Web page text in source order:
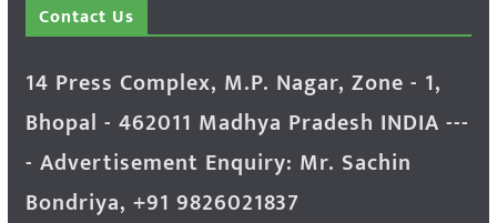
Contact Us
14 Press Complex, M.P. Nagar, Zone - 1,
Bhopal - 462011 Madhya Pradesh INDIA ---
- Advertisement Enquiry: Mr. Sachin
Bondriya, +91 9826021837